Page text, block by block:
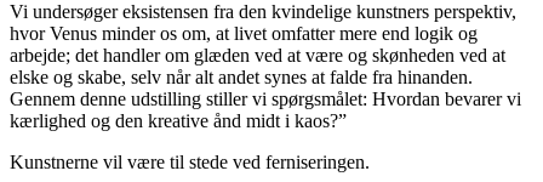
Vi undersøger eksistensen fra den kvindelige kunstners perspektiv,
hvor Venus minder os om, at livet omfatter mere end logik og
arbejde; det handler om glæden ved at være og skønheden ved at
elske og skabe, selv når alt andet synes at falde fra hinanden.
Gennem denne udstilling stiller vi spørgsmålet: Hvordan bevarer vi
kærlighed og den kreative ånd midt i kaos?”
Kunstnerne vil være til stede ved ferniseringen.